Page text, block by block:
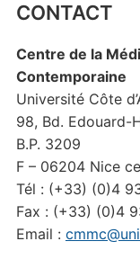
CONTACT
Centre de la
Contemporaine
Université Côte
98, Bd. Edouard-
B.P. 3209
F – 06204 Nice
Tél : (+33) (0)4
Fax : (+33) (0)4
Email :